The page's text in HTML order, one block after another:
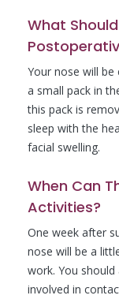
What
Your nose will be
a small pack in
this pack is
sleep with the
facial swelling.
When Can
Activities?
One week after
nose will be a
work. You
involved in